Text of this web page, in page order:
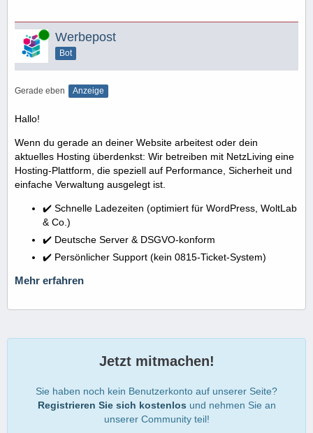
Online Werbepost
Bot
Gerade eben Anzeige
Hallo!
Wenn du gerade an deiner Website arbeitest oder dein
aktuelles Hosting überdenkst: Wir betreiben mit NetzLiving eine
Hosting-Plattform, die speziell auf Performance, Sicherheit und
einfache Verwaltung ausgelegt ist.
✔️ Schnelle Ladezeiten (optimiert für WordPress, WoltLab
& Co.)
✔️ Deutsche Server & DSGVO-konform
✔️ Persönlicher Support (kein 0815-Ticket-System)
Mehr erfahren
Jetzt mitmachen!
Sie haben noch kein Benutzerkonto auf unserer Seite?
Registrieren Sie sich kostenlos und nehmen Sie an
unserer Community teil!